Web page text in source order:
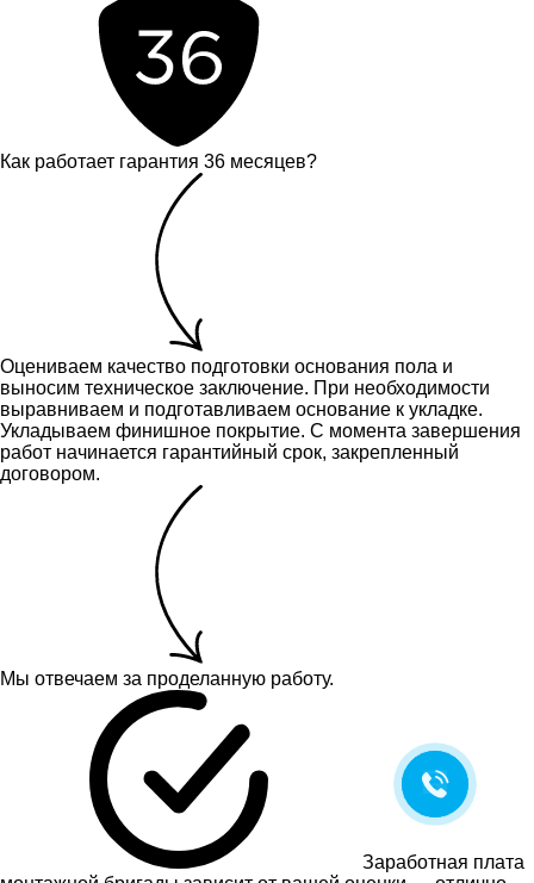
Как работает гарантия 36 месяцев?
Оцениваем качество подготовки основания пола и
выносим техническое заключение. При необходимости
выравниваем и подготавливаем основание к укладке.
Укладываем финишное покрытие. С момента завершения
работ начинается гарантийный срок, закрепленный
договором.
Мы отвечаем за проделанную работу.
Заработная плата